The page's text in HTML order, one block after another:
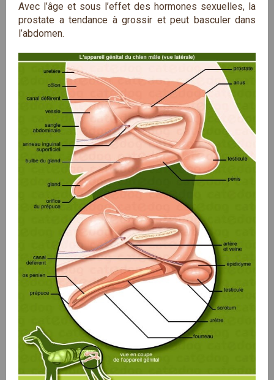
Avec l’âge et sous l’effet des hormones sexuelles, la
prostate a tendance à grossir et peut basculer dans
l’abdomen.